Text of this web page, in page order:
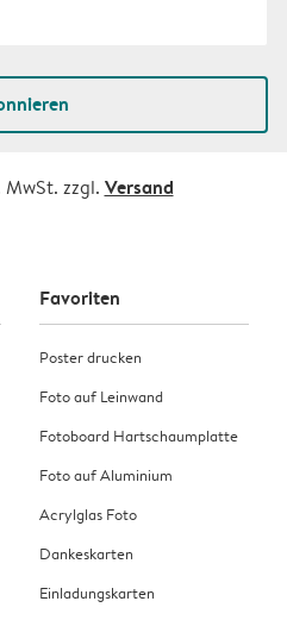
zzgl. Versand
Favoriten
Poster drucken
Foto auf Leinwand
Fotoboard Hartschaumplatte
Foto auf Aluminium
Acrylglas Foto
Dankeskarten
Einladungskarten